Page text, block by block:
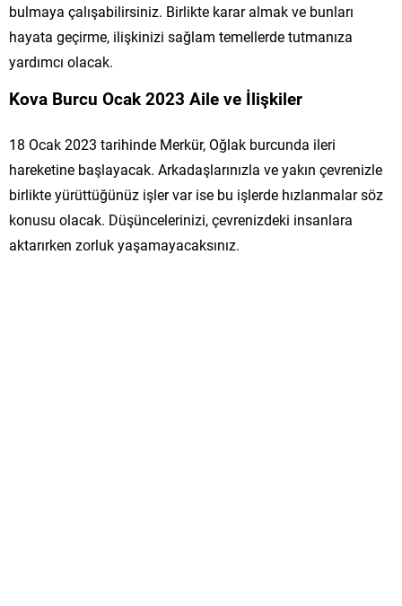
bulmaya çalışabilirsiniz. Birlikte karar almak ve bunları
hayata geçirme, ilişkinizi sağlam temellerde tutmanıza
yardımcı olacak.
Kova Burcu Ocak 2023 Aile ve İlişkiler
18 Ocak 2023 tarihinde Merkür, Oğlak burcunda ileri
hareketine başlayacak. Arkadaşlarınızla ve yakın çevrenizle
birlikte yürüttüğünüz işler var ise bu işlerde hızlanmalar söz
konusu olacak. Düşüncelerinizi, çevrenizdeki insanlara
aktarırken zorluk yaşamayacaksınız.